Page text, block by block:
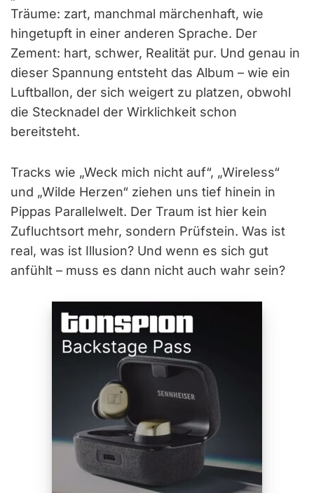
Träume: zart, manchmal märchenhaft, wie
hingetupft in einer anderen Sprache. Der
Zement: hart, schwer, Realität pur. Und genau in
dieser Spannung entsteht das Album – wie ein
Luftballon, der sich weigert zu platzen, obwohl
die Stecknadel der Wirklichkeit schon
bereitsteht.
Tracks wie „Weck mich nicht auf“, „Wireless“
und „Wilde Herzen“ ziehen uns tief hinein in
Pippas Parallelwelt. Der Traum ist hier kein
Zufluchtsort mehr, sondern Prüfstein. Was ist
real, was ist Illusion? Und wenn es sich gut
anfühlt – muss es dann nicht auch wahr sein?